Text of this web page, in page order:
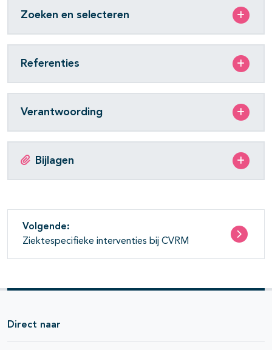
Zoeken en selecteren
Referenties
Verantwoording
Bijlagen
Volgende:
Ziektespecifieke interventies bij CVRM
Direct naar